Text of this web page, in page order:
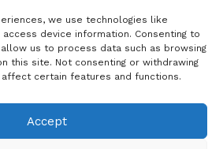
we use technologies like
device information. Consenting to
us to process data such as browsing
this site. Not consenting or withdrawing
certain features and functions.
Accept